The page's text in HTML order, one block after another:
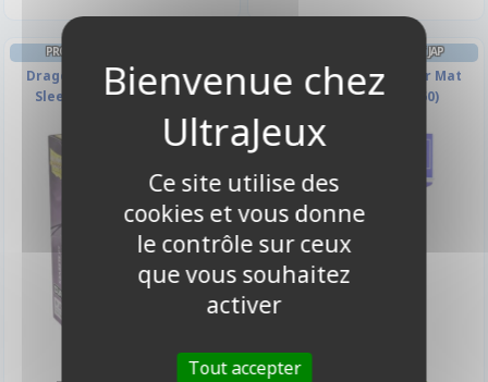
PROTÈGES CARTES FORMAT JAP
Dragon Shield - 60 Japanese
Sleeves Matte Dual - Soul
PROTÈGES CARTES FORMAT JAP
Kmc - Mini Green Hyper Mat
(Vert & Matte par 60)
Ce site utilise des
cookies et vous donne
le contrôle sur ceux
que vous souhaitez
activer
Tout accepter